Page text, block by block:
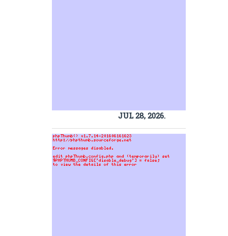
JUL 28, 2026.